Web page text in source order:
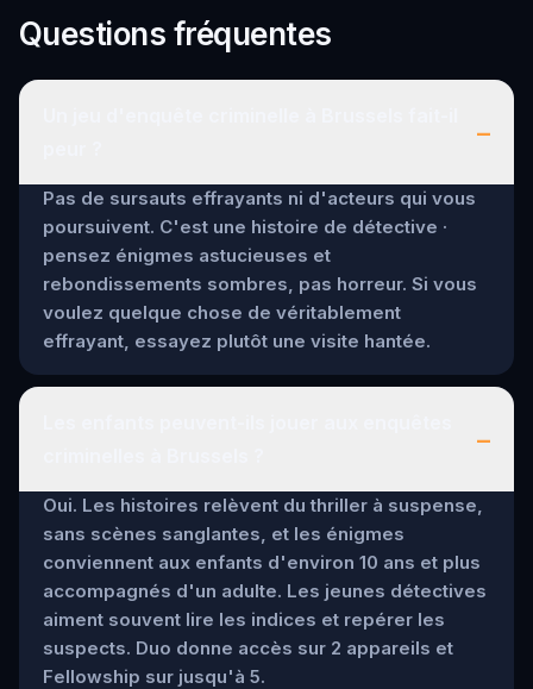
Questions fréquentes
–
Pas de sursauts effrayants ni d'acteurs qui vous
poursuivent. C'est une histoire de détective ·
pensez énigmes astucieuses et
rebondissements sombres, pas horreur. Si vous
voulez quelque chose de véritablement
effrayant, essayez plutôt une visite hantée.
–
Oui. Les histoires relèvent du thriller à suspense,
sans scènes sanglantes, et les énigmes
conviennent aux enfants d'environ 10 ans et plus
accompagnés d'un adulte. Les jeunes détectives
aiment souvent lire les indices et repérer les
suspects. Duo donne accès sur 2 appareils et
Fellowship sur jusqu'à 5.